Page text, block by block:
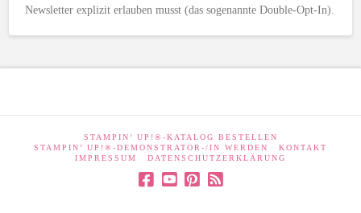
Newsletter explizit erlauben musst (das sogenannte Double-Opt-In).
STAMPIN’ UP!®-KATALOG BESTELLEN
STAMPIN’ UP!®-DEMONSTRATOR-/IN WERDEN
KONTAKT
IMPRESSUM
DATENSCHUTZERKLÄRUNG